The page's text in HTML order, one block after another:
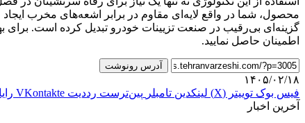
محصول، شما در واقع لایه‌ای مقاوم در برابر اشعه‌های مخرب
گزینه‌ای بی‌رقیب در صنعت تزیینات خودرو تبدیل کرده است. برای
اطمینان حاصل نمایید.
آدرس رونوشت
۱۴۰۵/۰۲/۱۸
فیس بوک توییتر (X) لینکدین ‫تامبلر ‫پین‌ترست ‫رددیت ‫VKontakte
آخرین اخبار